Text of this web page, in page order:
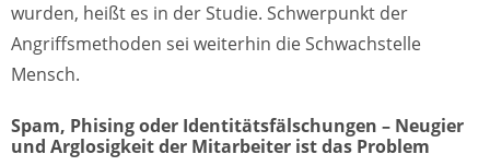
wurden, heißt es in der Studie. Schwerpunkt der
Angriffsmethoden sei weiterhin die Schwachstelle
Mensch.
Spam, Phising oder Identitätsfälschungen – Neugier
und Arglosigkeit der Mitarbeiter ist das Problem